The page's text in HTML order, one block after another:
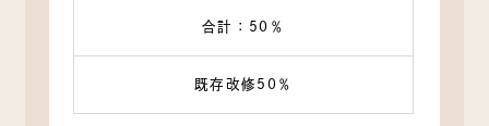
合計：50％
既存改修50％